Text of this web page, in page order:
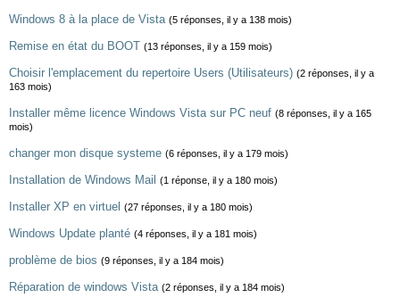
Windows 8 à la place de Vista (5 réponses, il y a 138 mois)
Remise en état du BOOT (13 réponses, il y a 159 mois)
Choisir l'emplacement du repertoire Users (Utilisateurs) (2 réponses, il y a
163 mois)
Installer même licence Windows Vista sur PC neuf (8 réponses, il y a 165
mois)
changer mon disque systeme (6 réponses, il y a 179 mois)
Installation de Windows Mail (1 réponse, il y a 180 mois)
Installer XP en virtuel (27 réponses, il y a 180 mois)
Windows Update planté (4 réponses, il y a 181 mois)
problème de bios (9 réponses, il y a 184 mois)
Réparation de windows Vista (2 réponses, il y a 184 mois)